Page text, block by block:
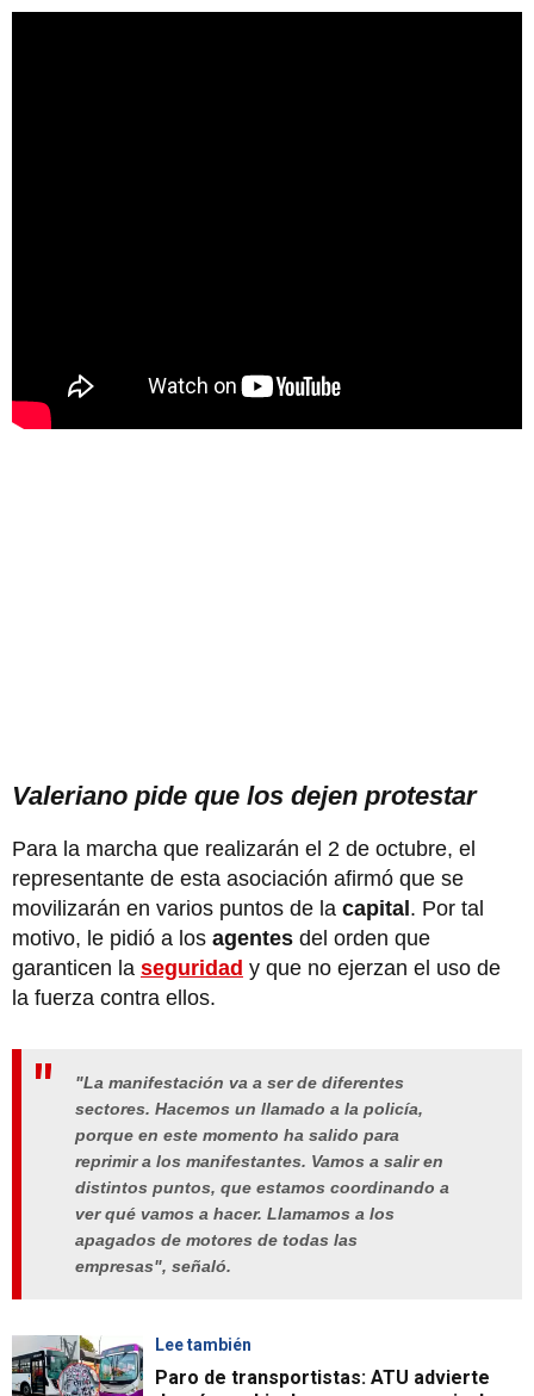
Valeriano pide que los dejen protestar
Para la marcha que realizarán el 2 de octubre, el
representante de esta asociación afirmó que se
movilizarán en varios puntos de la capital. Por tal
motivo, le pidió a los agentes del orden que
garanticen la seguridad y que no ejerzan el uso de
la fuerza contra ellos.
"La manifestación va a ser de diferentes
sectores. Hacemos un llamado a la policía,
porque en este momento ha salido para
reprimir a los manifestantes. Vamos a salir en
distintos puntos, que estamos coordinando a
ver qué vamos a hacer. Llamamos a los
apagados de motores de todas las
empresas", señaló.
Lee también
Paro de transportistas: ATU advierte